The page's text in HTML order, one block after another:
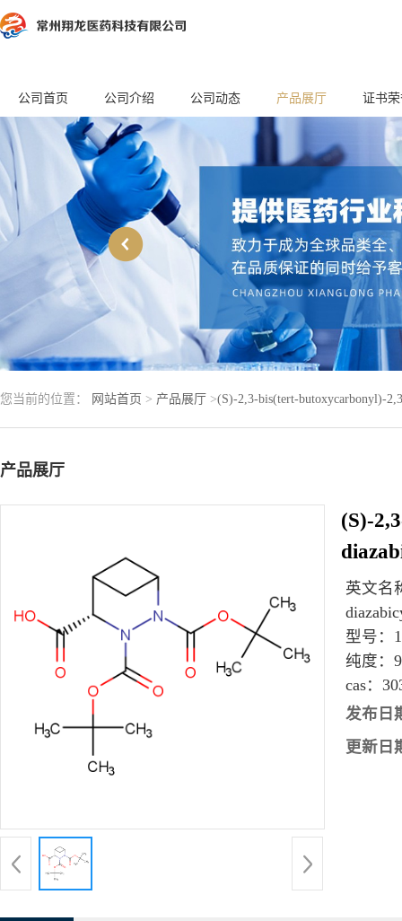
公司首页 公司介绍 公司动态 产品展厅 证书
您当前的位置： 网站首页 > 产品展厅 >(S)-2,3-bis(tert-butoxycarbonyl)-
产品展厅
(S)-
英文名
型号：
纯度：
cas：
发布日
更新日